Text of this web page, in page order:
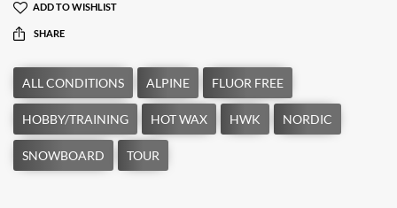
ADD TO WISHLIST
SHARE